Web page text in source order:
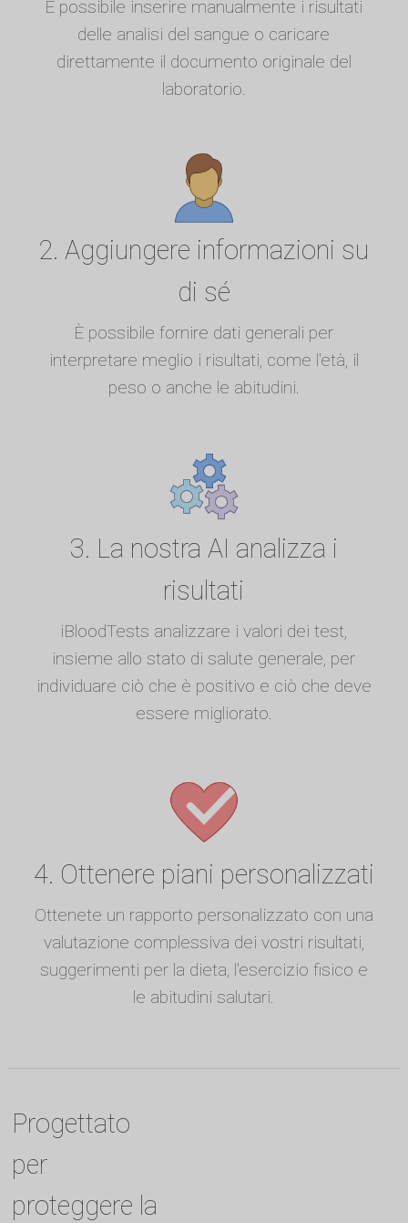
È possibile inserire manualmente i risultati
delle analisi del sangue o caricare
direttamente il documento originale del
laboratorio.
2. Aggiungere informazioni su
di sé
È possibile fornire dati generali per
interpretare meglio i risultati, come l'età, il
peso o anche le abitudini.
3. La nostra AI analizza i
risultati
iBloodTests analizzare i valori dei test,
insieme allo stato di salute generale, per
individuare ciò che è positivo e ciò che deve
essere migliorato.
4. Ottenere piani personalizzati
Ottenete un rapporto personalizzato con una
valutazione complessiva dei vostri risultati,
suggerimenti per la dieta, l'esercizio fisico e
le abitudini salutari.
Progettato
per
proteggere la